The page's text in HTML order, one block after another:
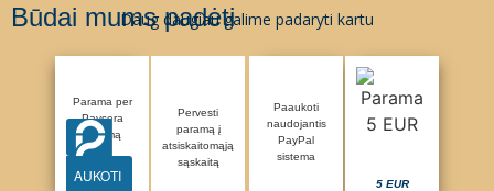
Būdai mums padėti
Daug daugiau galime padaryti kartu
Parama per
Paysera
sistemą
AUKOTI
Pervesti
paramą į
atsiskaitomąją
sąskaitą
Paaukoti
naudojantis
PayPal
sistema
5 EUR